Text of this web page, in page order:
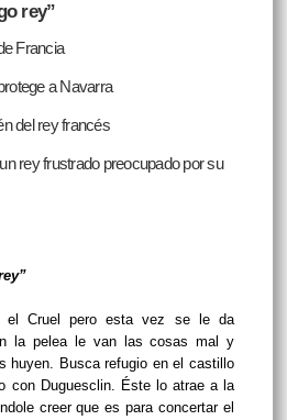
rey”
Francia
a Navarra
del rey francés
rey frustrado preocupado por su
el Cruel pero esta vez se le da
la pelea le van las cosas mal y
huyen. Busca refugio en el castillo
con Duguesclin. Éste lo atrae a la
creer que es para concertar el